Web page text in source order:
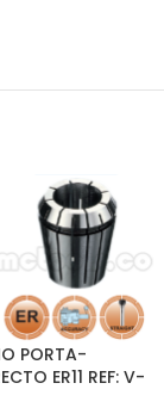
PORTA-
ER11 REF: V-